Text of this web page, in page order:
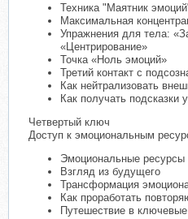
Техника "Маятник
Максимальная
Упражнения для тела:
«Центрирование»
Точка «Ноль эмоций»
Третий контакт с
Как нейтрализовать
Как получать подсказки
Четвертый ключ
Доступ к эмоциональным
Эмоциональные ресурсы
Взгляд из будущего
Трансформация
Как проработать
Путешествие в